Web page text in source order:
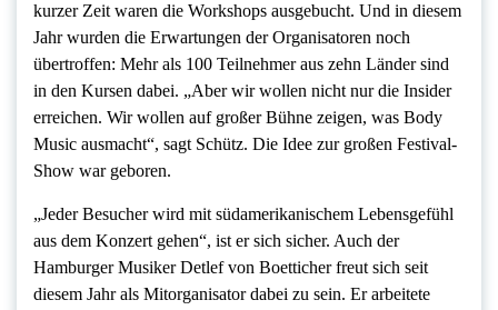
kurzer Zeit waren die Workshops ausgebucht. Und in diesem
Jahr wurden die Erwartungen der Organisatoren noch
übertroffen: Mehr als 100 Teilnehmer aus zehn Länder sind
in den Kursen dabei. „Aber wir wollen nicht nur die Insider
erreichen. Wir wollen auf großer Bühne zeigen, was Body
Music ausmacht“, sagt Schütz. Die Idee zur großen Festival-
Show war geboren.
„Jeder Besucher wird mit südamerikanischem Lebensgefühl
aus dem Konzert gehen“, ist er sich sicher. Auch der
Hamburger Musiker Detlef von Boetticher freut sich seit
diesem Jahr als Mitorganisator dabei zu sein. Er arbeitete